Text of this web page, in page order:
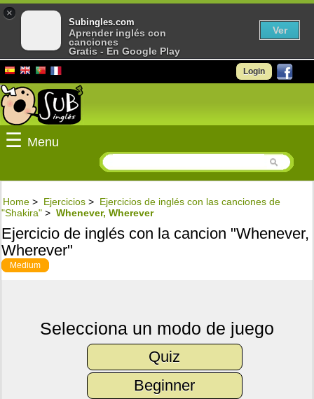
Login
☰ Menu
Home > Ejercicios > Ejercicios de inglés con las canciones de
"Shakira" > Whenever, Wherever
Ejercicio de inglés con la cancion "Whenever,
Wherever"
Medium
Selecciona un modo de juego
Quiz
Beginner
×
Subingles.com
Aprender inglés con
canciones
Gratis - En Google Play
Ver